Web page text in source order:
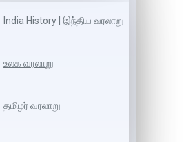
India History | இந்திய வரலாறு
உலக வரலாறு
தமிழர் வரலாறு